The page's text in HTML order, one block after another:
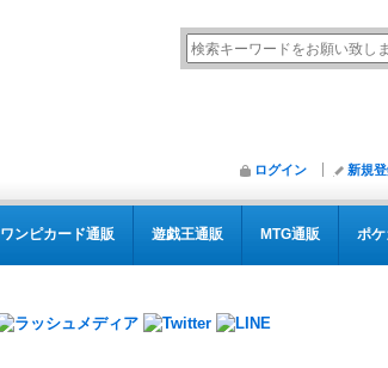
ログイン 新規
ワンピカード通販 遊戯王通販 MTG通販 ポ